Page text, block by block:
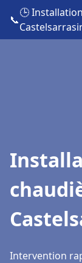
📞
🕒
Intervention